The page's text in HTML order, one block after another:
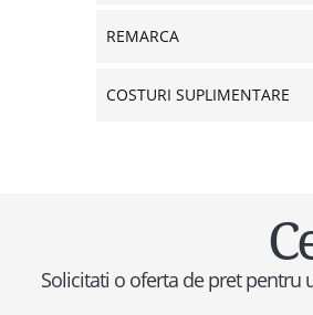
REMARCA
COSTURI SUPLIMENTARE
Solicitati o oferta de pret